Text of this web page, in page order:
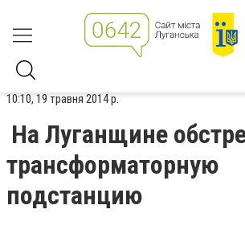
10:10, 19 травня 2014 р.
На Луганщине
трансформаторную
подстанцию